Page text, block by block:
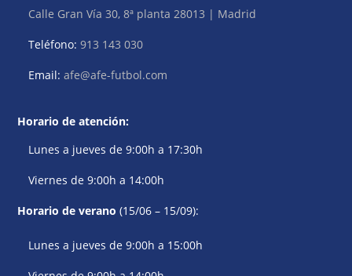
Calle Gran Vía 30, 8ª planta 28013 | Madrid
Teléfono:913 143 030
Email:afe@afe-futbol.com
Horario de atención:
Lunes a jueves de 9:00h a 17:30h
Viernes de 9:00h a 14:00h
Horario de verano (15/06 – 15/09):
Lunes a jueves de 9:00h a 15:00h